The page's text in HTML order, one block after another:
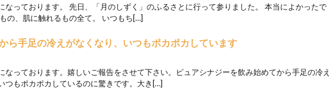
なっております。 先日、「月のしずく」のふるさとに行って参りました。 本当によかったで
の、肌に触れるもの全て。 いつもち[…]
ら手足の冷えがなくなり、いつもポカポカしています
なっております。嬉しいご報告をさせて下さい。ピュアシナジーを飲み始めてから手足の冷え
つもポカポカしているのに驚きです。大き[…]